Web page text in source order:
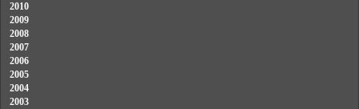
2010
2009
2008
2007
2006
2005
2004
2003